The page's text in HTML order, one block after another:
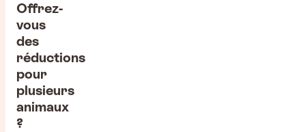
Offrez-
vous
des
réductions
pour
plusieurs
animaux
?